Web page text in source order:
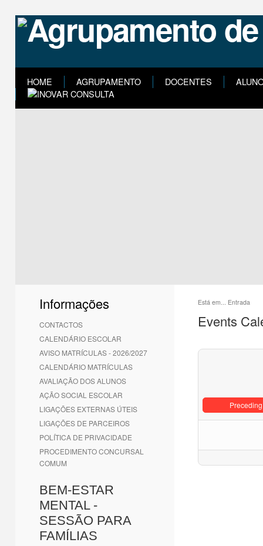
HOME AGRUPAMENTO DOCENTES
Informações
CONTACTOS
CALENDÁRIO ESCOLAR
AVISO MATRÍCULAS - 2026/2027
CALENDÁRIO MATRÍCULAS
AVALIAÇÃO DOS ALUNOS
AÇÃO SOCIAL ESCOLAR
LIGAÇÕES EXTERNAS ÚTEIS
LIGAÇÕES DE PARCEIROS
POLÍTICA DE PRIVACIDADE
PROCEDIMENTO CONCURSAL
COMUM
BEM-ESTAR
MENTAL -
SESSÃO PARA
FAMÍLIAS
Está em... Entrada
Events